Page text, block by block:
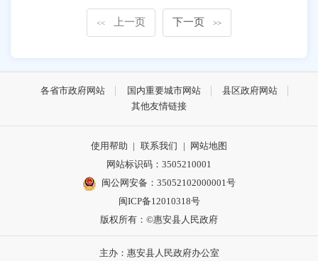
<< 上一页 下一页 >>
各省市政府网站 国内重要城市网站
县区政府网站
其他友情链接
使用帮助 | 联系我们 | 网站地图
网站标识码：3505210001
闽公网安备：35052102000001号
闽ICP备12010318号
版权所有：©惠安县人民政府
主办：惠安县人民政府办公室